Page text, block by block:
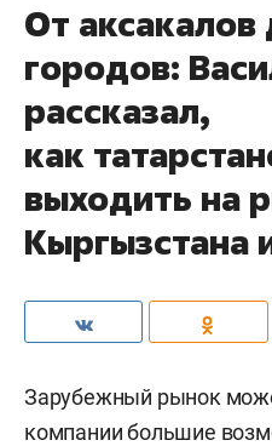
От
городов:
рассказал,
как
выходить на
Кыргызстана
Зарубежный рынок
компании большие